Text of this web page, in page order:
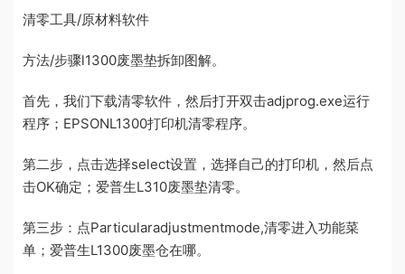
清零工具/原材料软件
方法/步骤l1300废墨垫拆卸图解。
首先，我们下载清零软件，然后打开双击adjprog.exe运行
程序；EPSONL1300打印机清零程序。
第二步，点击选择select设置，选择自己的打印机，然后点
击OK确定；爱普生L310废墨垫清零。
第三步：点Particularadjustmentmode,清零进入功能菜
单；爱普生L1300废墨仓在哪。